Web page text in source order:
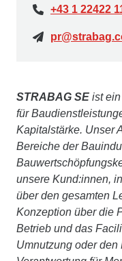
+43 1 22422
STRABAG SE ist
für
Kapitalstärke. Unser
Bereiche der
unsere Kund:innen,
über den gesamten
Konzeption über die
Betrieb und das
Umnutzung oder